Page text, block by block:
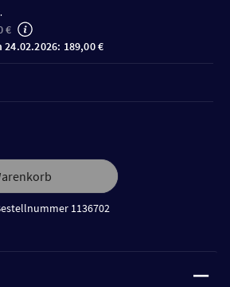
€
189,00 €
1136702